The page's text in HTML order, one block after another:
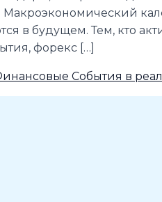
в будущем. Тем, кто
форекс […]
События в